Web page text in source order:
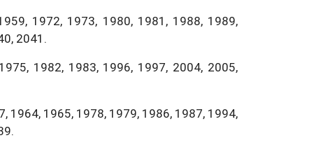
1972, 1973, 1980, 1981, 1988, 1989,
2041.
1982, 1983, 1996, 1997, 2004, 2005,
1964, 1965, 1978, 1979, 1986, 1987, 1994,